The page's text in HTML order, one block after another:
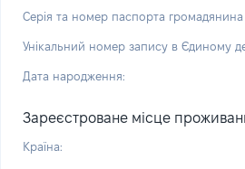
Серія та номер паспорта громадянина
Унікальний номер запису в Єдиному
Дата народження:
Зареєстроване місце
Країна: